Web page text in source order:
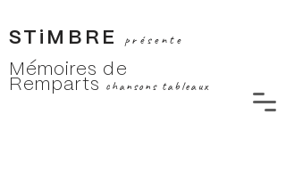
STiMBRE présente
Mémoires de
Remparts chansons tableaux